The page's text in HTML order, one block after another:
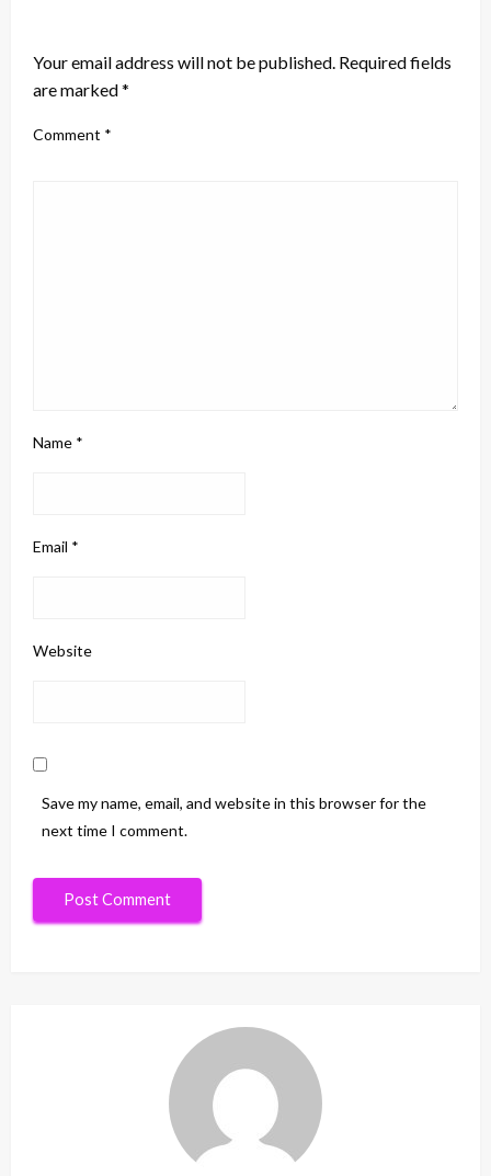
Your email address will not be published. Required fields
are marked*
Comment *
Name *
Email *
Website
Save my name, email, and website in this browser for the
next time I comment.